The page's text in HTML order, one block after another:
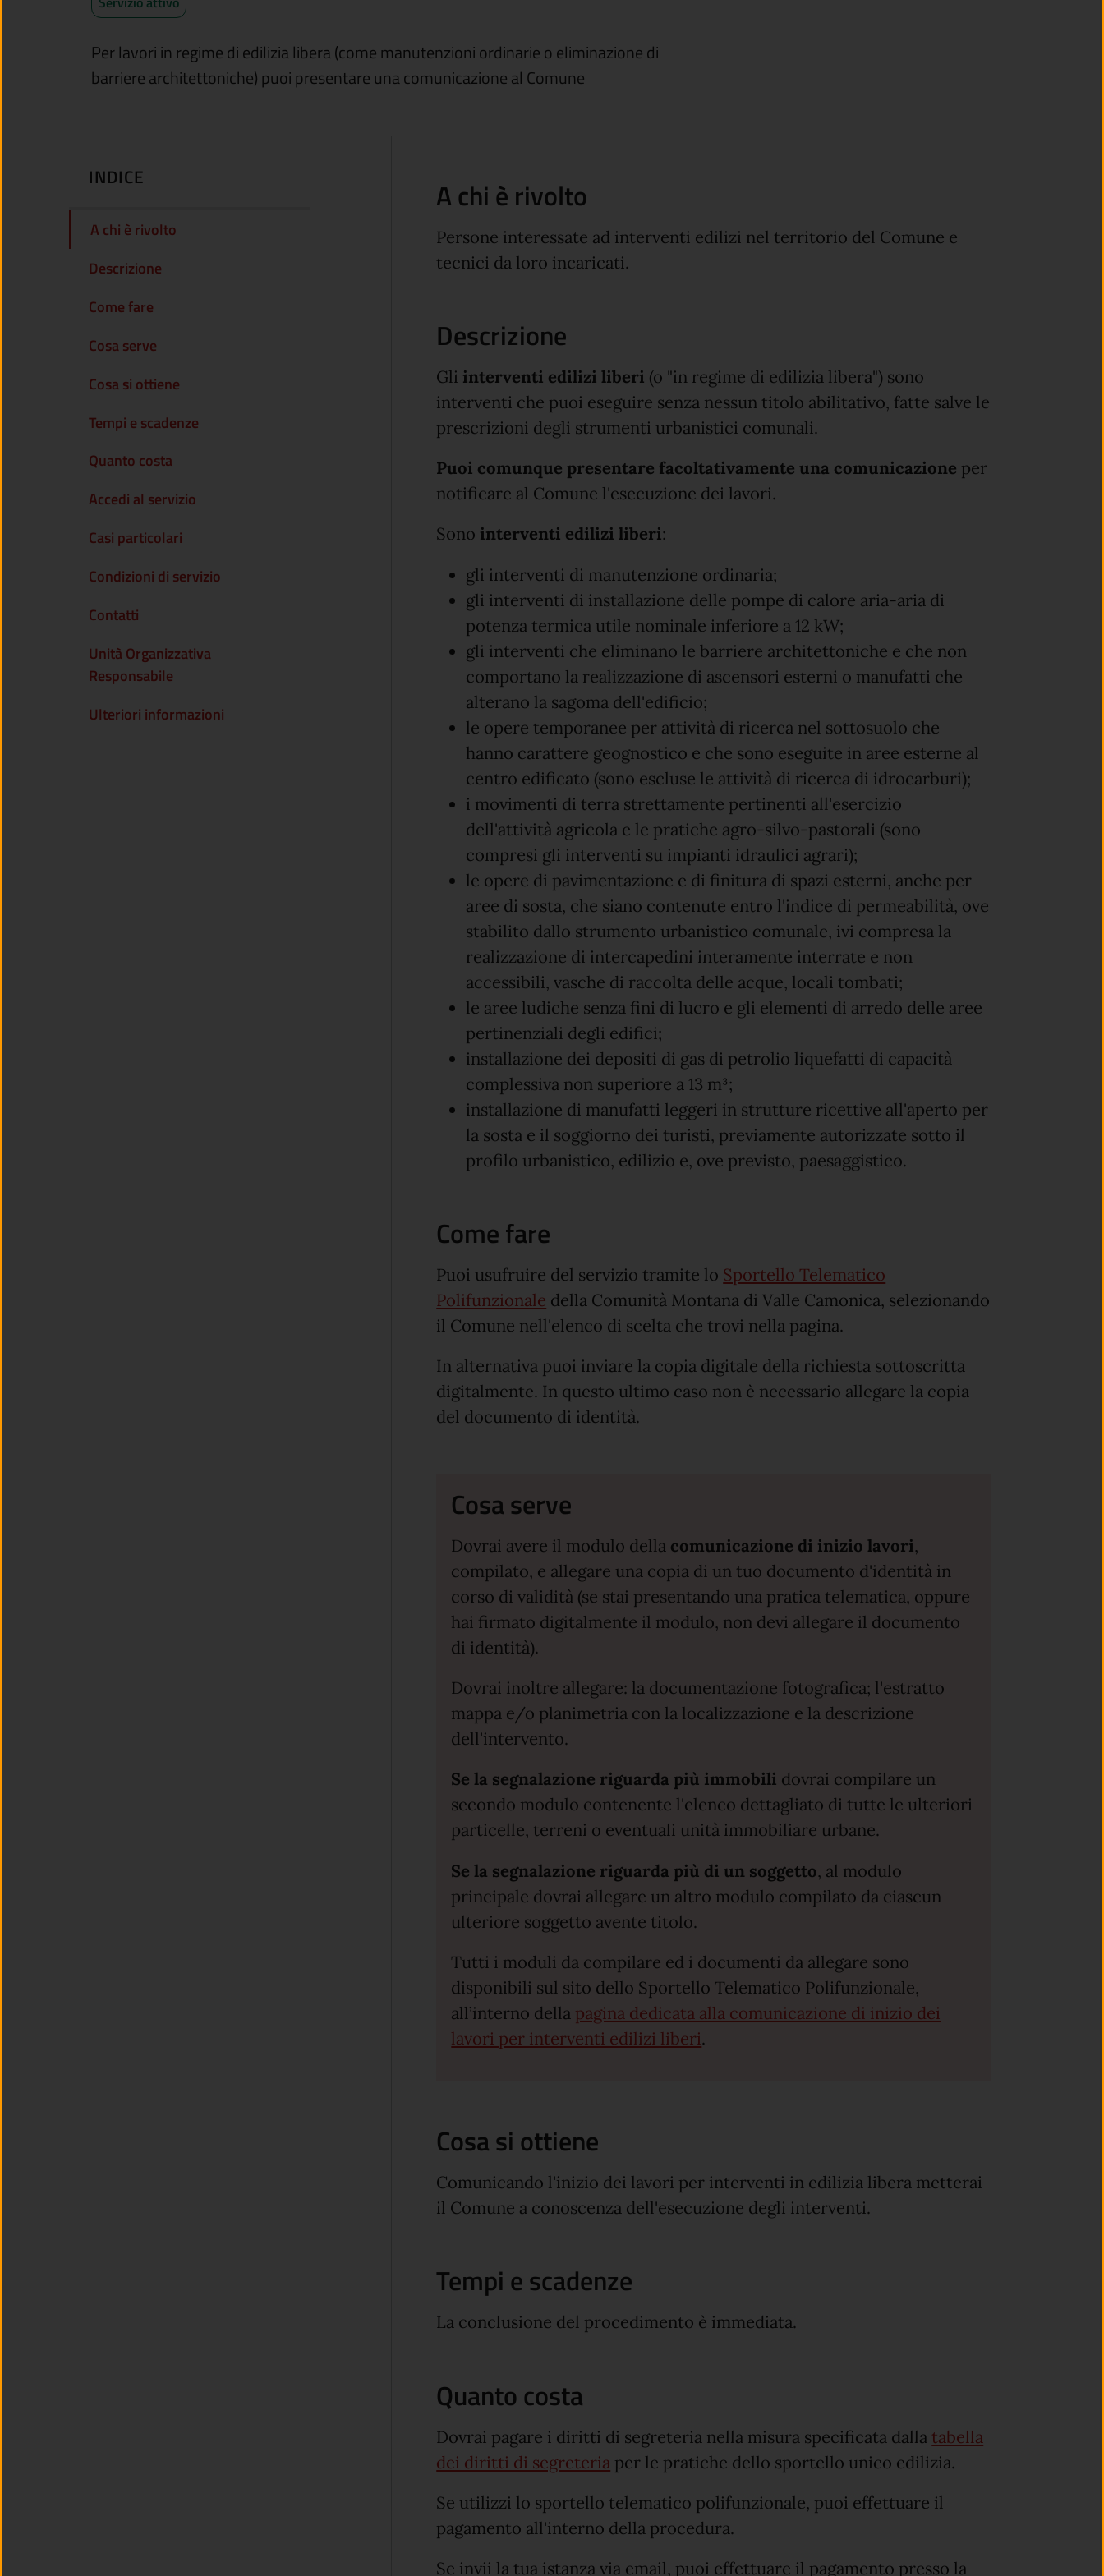
Per lavori in regime di edilizia libera (come manutenzioni ordinarie o eliminazione di
barriere architettoniche) puoi presentare una comunicazione al Comune
INDICE
A chi è rivolto
Descrizione
Come fare
Cosa serve
Cosa si ottiene
Tempi e scadenze
Quanto costa
Accedi al servizio
Casi particolari
Condizioni di servizio
Contatti
Unità Organizzativa
Responsabile
Ulteriori informazioni
A chi è rivolto
Persone interessate ad interventi edilizi nel territorio del Comune e
tecnici da loro incaricati.
Descrizione
Gli interventi edilizi liberi (o "in regime di edilizia libera") sono
interventi che puoi eseguire senza nessun titolo abilitativo, fatte salve le
prescrizioni degli strumenti urbanistici comunali.
Puoi comunque presentare facoltativamente una comunicazione per
notificare al Comune l'esecuzione dei lavori.
Sono interventi edilizi liberi:
gli interventi di manutenzione ordinaria;
gli interventi di installazione delle pompe di calore aria-aria di
potenza termica utile nominale inferiore a 12 kW;
gli interventi che eliminano le barriere architettoniche e che non
comportano la realizzazione di ascensori esterni o manufatti che
alterano la sagoma dell'edificio;
le opere temporanee per attività di ricerca nel sottosuolo che
hanno carattere geognostico e che sono eseguite in aree esterne al
centro edificato (sono escluse le attività di ricerca di idrocarburi);
i movimenti di terra strettamente pertinenti all'esercizio
dell'attività agricola e le pratiche agro-silvo-pastorali (sono
compresi gli interventi su impianti idraulici agrari);
le opere di pavimentazione e di finitura di spazi esterni, anche per
aree di sosta, che siano contenute entro l'indice di permeabilità, ove
stabilito dallo strumento urbanistico comunale, ivi compresa la
realizzazione di intercapedini interamente interrate e non
accessibili, vasche di raccolta delle acque, locali tombati;
le aree ludiche senza fini di lucro e gli elementi di arredo delle aree
pertinenziali degli edifici;
installazione dei depositi di gas di petrolio liquefatti di capacità
complessiva non superiore a 13 m³;
installazione di manufatti leggeri in strutture ricettive all'aperto per
la sosta e il soggiorno dei turisti, previamente autorizzate sotto il
profilo urbanistico, edilizio e, ove previsto, paesaggistico.
Come fare
Puoi usufruire del servizio tramite lo Sportello Telematico
Polifunzionale della Comunità Montana di Valle Camonica, selezionando
il Comune nell'elenco di scelta che trovi nella pagina.
In alternativa puoi inviare la copia digitale della richiesta sottoscritta
digitalmente. In questo ultimo caso non è necessario allegare la copia
del documento di identità.
Cosa serve
Dovrai avere il modulo della comunicazione di inizio lavori,
compilato, e allegare una copia di un tuo documento d'identità in
corso di validità (se stai presentando una pratica telematica, oppure
hai firmato digitalmente il modulo, non devi allegare il documento
di identità).
Dovrai inoltre allegare: la documentazione fotografica; l'estratto
mappa e/o planimetria con la localizzazione e la descrizione
dell'intervento.
Se la segnalazione riguarda più immobili dovrai compilare un
secondo modulo contenente l'elenco dettagliato di tutte le ulteriori
particelle, terreni o eventuali unità immobiliare urbane.
Se la segnalazione riguarda più di un soggetto, al modulo
principale dovrai allegare un altro modulo compilato da ciascun
ulteriore soggetto avente titolo.
Tutti i moduli da compilare ed i documenti da allegare sono
disponibili sul sito dello Sportello Telematico Polifunzionale,
all’interno della pagina dedicata alla comunicazione di inizio dei
lavori per interventi edilizi liberi.
Cosa si ottiene
Comunicando l'inizio dei lavori per interventi in edilizia libera metterai
il Comune a conoscenza dell'esecuzione degli interventi.
Tempi e scadenze
La conclusione del procedimento è immediata.
Quanto costa
Dovrai pagare i diritti di segreteria nella misura specificata dalla tabella
dei diritti di segreteria per le pratiche dello sportello unico edilizia.
Se utilizzi lo sportello telematico polifunzionale, puoi effettuare il
pagamento all'interno della procedura.
Se invii la tua istanza via email, puoi effettuare il pagamento presso la